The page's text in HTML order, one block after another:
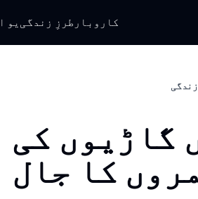
کاروبار طرزِ زندگی یو
گاڑیوں کی
کا جال